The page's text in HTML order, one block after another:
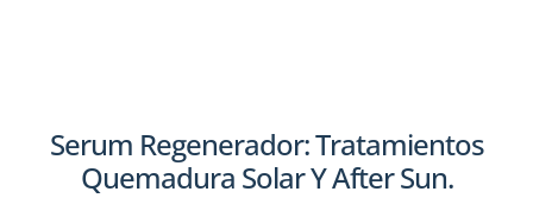
Serum Regenerador: Tratamientos
Quemadura Solar Y After Sun.